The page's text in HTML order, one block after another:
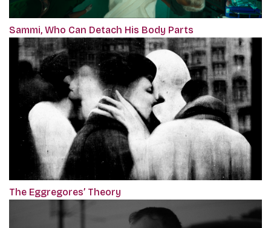
Sammi, Who Can Detach His Body Parts
The Eggregores’ Theory